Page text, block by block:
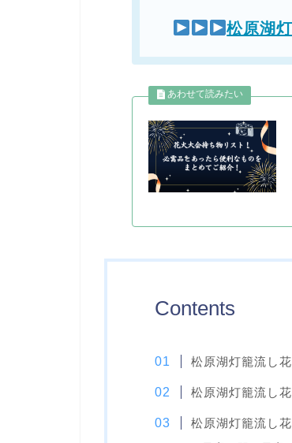
松原湖
Contents
松原湖灯籠流し
松原湖灯籠流し
松原湖灯籠流し